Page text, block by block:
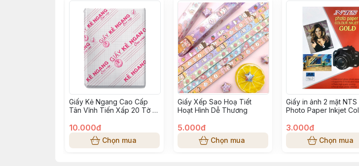
Giấy Kẻ Ngang Cao Cấp
Tân Vĩnh Tiến Xấp 20 Tờ –
Mực
10.000đ
Chọn mua
Giấy Xếp Sao Hoạ Tiết
Hoạt Hình Dễ Thương
5.000đ
Chọn mua
Giấy in ảnh 2 mặt NTS
Photo Paper Inkjet
định lượng 210gsm
3.000đ
Chọn mua